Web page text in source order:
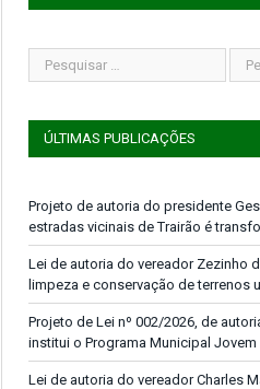
ÚLTIMAS PUBLICAÇÕES
Projeto de autoria do presidente
estradas vicinais de Trairão é
Lei de autoria do vereador Zezinho
limpeza e conservação de terrenos
Projeto de Lei nº 002/2026, de
institui o Programa Municipal
Lei de autoria do vereador Charles